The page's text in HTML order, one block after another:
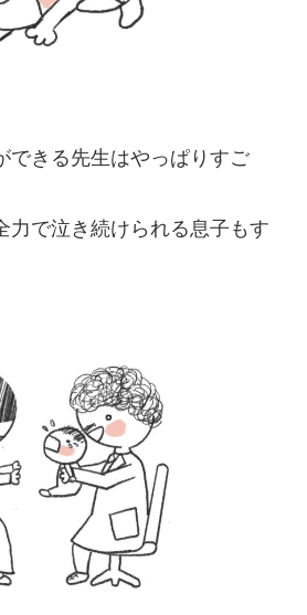
できる先生はやっぱりすご
力で泣き続けられる息子もす